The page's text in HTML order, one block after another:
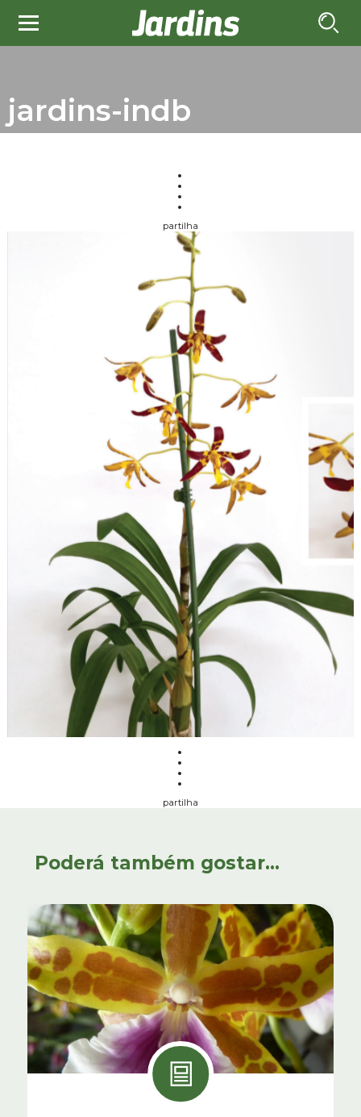
jardins-indb
partilha
partilha
Poderá também gostar...